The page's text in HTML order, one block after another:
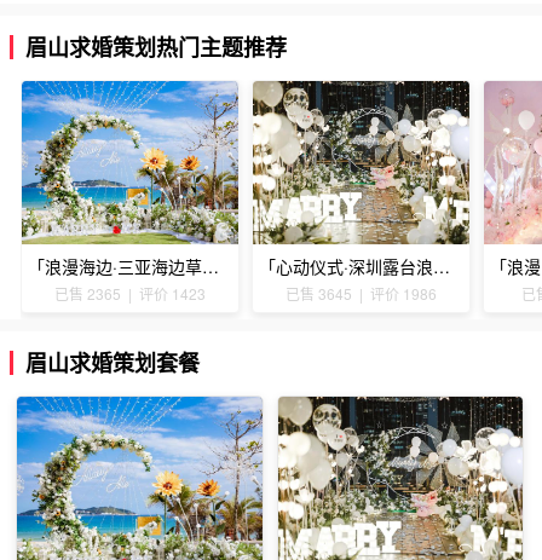
眉山求婚策划热门主题推荐
「浪漫海边·三亚海边草坪浪漫求婚」
已售 2365 | 评价 1423
「心动仪式·深圳露台浪漫求婚」
已售 3645 | 评价 1986 已
眉山求婚策划套餐